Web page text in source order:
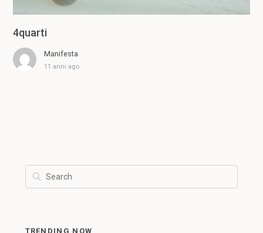
4quarti
Manifesta
11 anni ago
TRENDING NOW